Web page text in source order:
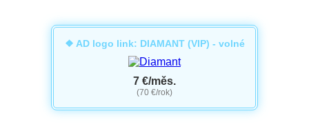
❖ AD logo link: DIAMANT (VIP) - volné
7 €/měs.
(70 €/rok)